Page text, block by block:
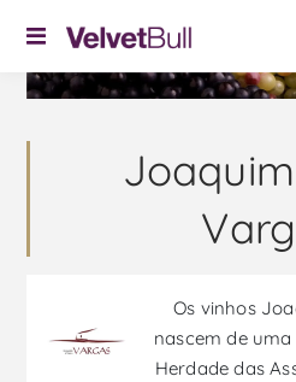
Os vinhos
nascem de
Herdade das